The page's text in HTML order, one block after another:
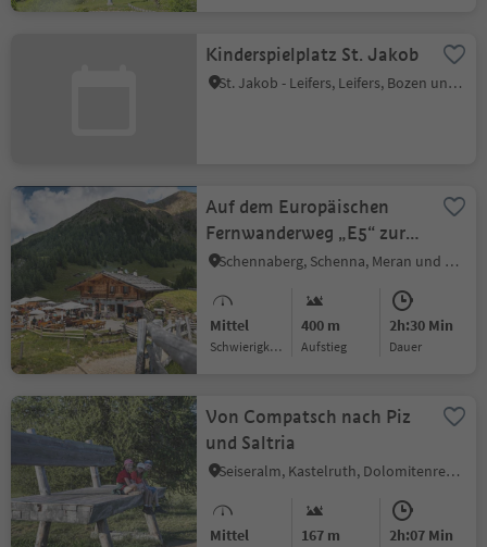
Kinderspielplatz St. Jakob
St. Jakob - Leifers, Leifers, Bozen und Umgebung
Auf dem Europäischen
Fernwanderweg „E5“ zur
Hintereggalm
Schennaberg, Schenna, Meran und Umgebung
Mittel
Schwierigkeitsgrad
400 m
Aufstieg
2h:30 Min
Dauer
Von Compatsch nach Piz
und Saltria
Seiseralm, Kastelruth, Dolomitenregion Seiser Alm
Mittel 167 m 2h:07 Min